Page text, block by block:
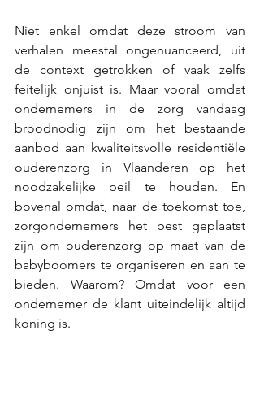
Niet enkel omdat deze stroom van
verhalen meestal ongenuanceerd, uit
de context getrokken of vaak zelfs
feitelijk onjuist is. Maar vooral omdat
ondernemers in de zorg vandaag
broodnodig zijn om het bestaande
aanbod aan kwaliteitsvolle residentiële
ouderenzorg in Vlaanderen op het
noodzakelijke peil te houden. En
bovenal omdat, naar de toekomst toe,
zorgondernemers het best geplaatst
zijn om ouderenzorg op maat van de
babyboomers te organiseren en aan te
bieden. Waarom? Omdat voor een
ondernemer de klant uiteindelijk altijd
koning is.